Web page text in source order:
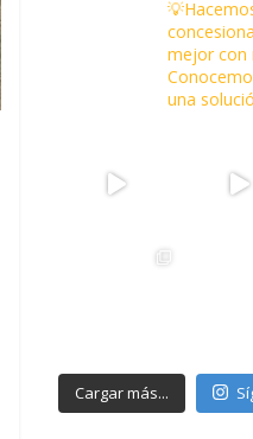
mejor con
una
Cargar más...